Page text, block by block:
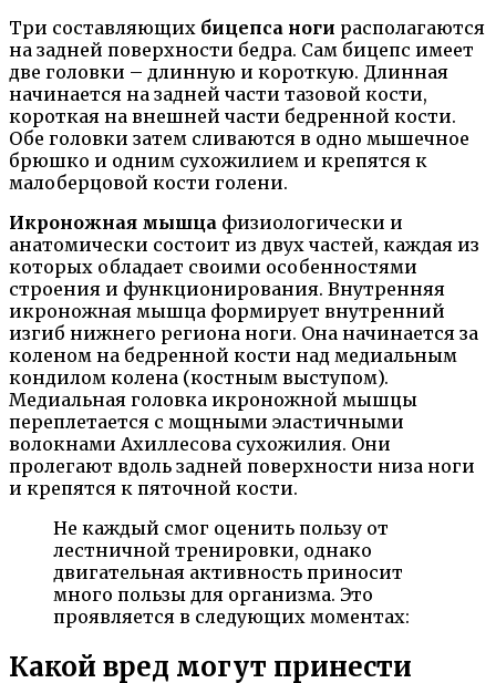
Три составляющих бицепса ноги располагаются
на задней поверхности бедра. Сам бицепс имеет
две головки – длинную и короткую. Длинная
начинается на задней части тазовой кости,
короткая на внешней части бедренной кости.
Обе головки затем сливаются в одно мышечное
брюшко и одним сухожилием и крепятся к
малоберцовой кости голени.
Икроножная мышца физиологически и
анатомически состоит из двух частей, каждая из
которых обладает своими особенностями
строения и функционирования. Внутренняя
икроножная мышца формирует внутренний
изгиб нижнего региона ноги. Она начинается за
коленом на бедренной кости над медиальным
кондилом колена (костным выступом).
Медиальная головка икроножной мышцы
переплетается с мощными эластичными
волокнами Ахиллесова сухожилия. Они
пролегают вдоль задней поверхности низа ноги
и крепятся к пяточной кости.
Не каждый смог оценить пользу от
лестничной тренировки, однако
двигательная активность приносит
много пользы для организма. Это
проявляется в следующих моментах:
Какой вред могут принести